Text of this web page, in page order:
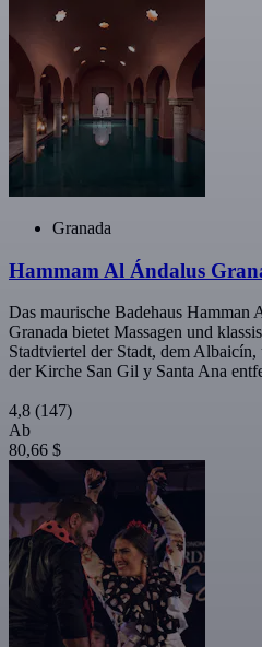
Granada
Hammam Al Ándalus
Das maurische Badehaus Hamman
Granada bietet Massagen und
Stadtviertel der Stadt, dem
der Kirche San Gil y Santa Ana
4,8 (147)
Ab
80,66 $